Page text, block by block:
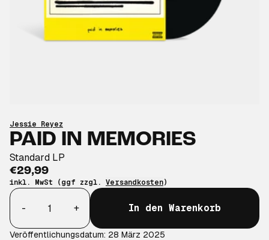
Jessie Reyez
PAID IN MEMORIES
Standard LP
€29,99
inkl. MwSt (ggf zzgl. Versandkosten)
Anzahl
-
+ In den Warenkorb
Veröffentlichungsdatum: 28 März 2025